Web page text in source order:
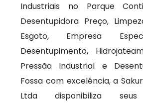
Industriais no Parque
Desentupidora Preço,
Esgoto, Empresa
Desentupimento,
Pressão Industrial e
Fossa com excelência, a
Ltda disponibiliza seus